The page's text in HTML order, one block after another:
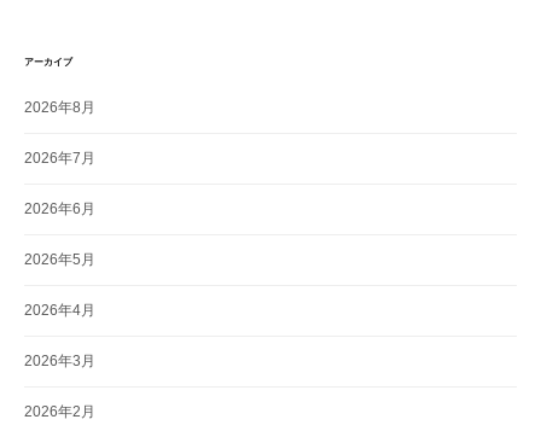
アーカイブ
2026年8月
2026年7月
2026年6月
2026年5月
2026年4月
2026年3月
2026年2月